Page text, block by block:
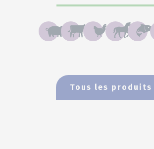
Tous les produits